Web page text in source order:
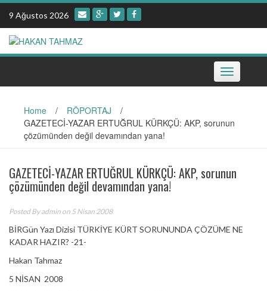
Skip
content
9 Ağustos 2026
Toggle
navigation
Home / RÖPORTAJ
/
GAZETECİ-YAZAR ERTUĞRUL KÜRKÇÜ: AKP, sorunun
çözümünden değil devamından yana!
GAZETECİ-YAZAR ERTUĞRUL KÜRKÇÜ: AKP, sorunun
çözümünden değil devamından yana!
Posted Byadmin on 5 Nisan 2008
BİRGün Yazı Dizisi TÜRKİYE KÜRT SORUNUNDA ÇÖZÜME NE
KADAR HAZIR? -21-
Hakan Tahmaz
5 NİSAN 2008